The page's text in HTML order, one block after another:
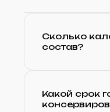
Сколько
состав?
Какой срок